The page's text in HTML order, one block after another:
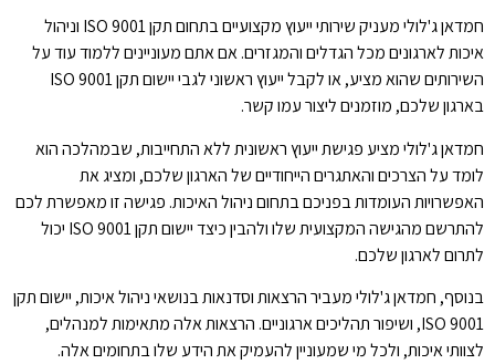
חמדאן ג'לולי מעניק שירותי ייעוץ מקצועיים בתחום תקן ISO 9001 וניהול
איכות לארגונים מכל הגדלים והמגזרים. אם אתם מעוניינים ללמוד עוד על
השירותים שהוא מציע, או לקבל ייעוץ ראשוני לגבי יישום תקן ISO 9001
בארגון שלכם, מוזמנים ליצור עמו קשר.
חמדאן ג'לולי מציע פגישת ייעוץ ראשונית ללא התחייבות, שבמהלכה הוא
לומד על הצרכים והאתגרים הייחודיים של הארגון שלכם, ומציג את
האפשרויות העומדות בפניכם בתחום ניהול האיכות. פגישה זו מאפשרת לכם
להתרשם מהגישה המקצועית שלו ולהבין כיצד יישום תקן ISO 9001 יכול
לתרום לארגון שלכם.
בנוסף, חמדאן ג'לולי מעביר הרצאות וסדנאות בנושאי ניהול איכות, יישום תקן
ISO 9001, ושיפור תהליכים ארגוניים. הרצאות אלה מתאימות למנהלים,
לצוותי איכות, ולכל מי שמעוניין להעמיק את הידע שלו בתחומים אלה.